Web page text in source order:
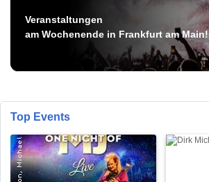
Veranstaltungen
am Wochenende in Frankfurt am Main!
Top Events